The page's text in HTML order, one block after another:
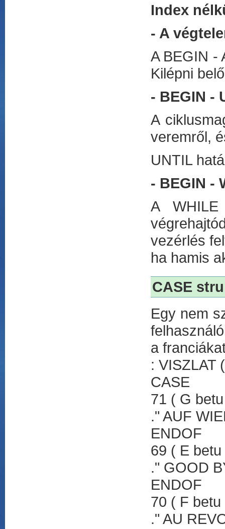
Index
- A
A BEGIN -
Kilépni
- BEGIN -
A
veremről,
UNTIL
- BEGIN -
A
vezérlés
ha hamis
CASE
Egy nem
a
: VISZLAT
CASE
71 ( G
." AUF
ENDOF
69 ( E
." GOOD
ENDOF
70 ( F
." AU